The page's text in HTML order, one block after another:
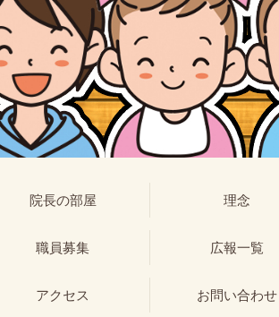
院長の部屋 理念
職員募集 広報一覧
アクセス お問い合わせ